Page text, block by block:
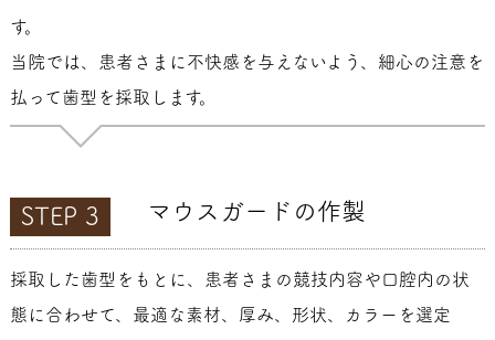
す。
当院では、患者さまに不快感を与えないよう、細心の注意を
払って歯型を採取します。
STEP 3 マウスガードの作製
採取した歯型をもとに、患者さまの競技内容や口腔内の状
態に合わせて、最適な素材、厚み、形状、カラーを選定